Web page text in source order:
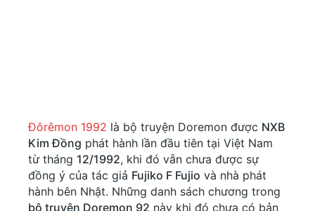
Đôrêmon 1992 là bộ truyện Doremon được NXB
Kim Đồng phát hành lần đầu tiên tại Việt Nam
từ tháng 12/1992, khi đó vẫn chưa được sự
đồng ý của tác giả Fujiko F Fujio và nhà phát
hành bên Nhật. Những danh sách chương trong
bộ truyện Doremon 92 này khi đó chưa có bản